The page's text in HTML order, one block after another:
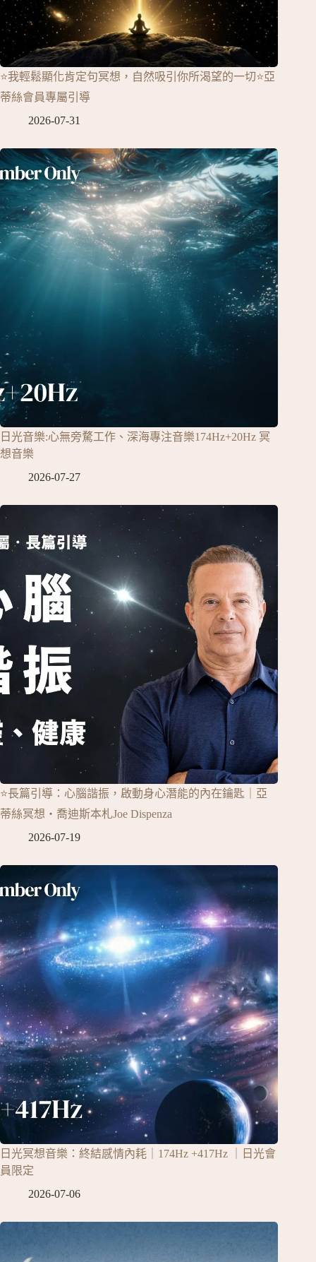
⭐我輕鬆顯化肯定句冥想，自然吸引你所渴望的一切⭐亞
蒂絲會員專屬引導
2026-07-31
日光音樂:心無旁騖工作、深海專注音樂174Hz+20Hz 冥
想音樂
2026-07-27
⭐長篇引導：心腦諧振，啟動身心潛能的內在鑰匙｜亞
蒂絲冥想‧喬迪斯本札Joe Dispenza
2026-07-19
日光冥想音樂：終結感情內耗｜174Hz +417Hz ｜日光會
員限定
2026-07-06